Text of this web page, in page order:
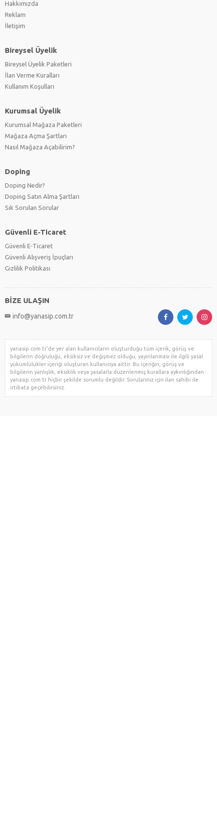
Hakkımızda
Reklam
İletişim
Bireysel Üyelik
Bireysel Üyelik Paketleri
İlan Verme Kuralları
Kullanım Koşulları
Kurumsal Üyelik
Kurumsal Mağaza Paketleri
Mağaza Açma Şartları
Nasıl Mağaza Açabilirim?
Doping
Doping Nedir?
Doping Satın Alma Şartları
Sık Sorulan Sorular
Güvenli E-Ticaret
Güvenli E-Ticaret
Güvenli Alışveriş İpuçları
Gizlilik Politikası
BİZE ULAŞIN
info@yanasip.com.tr
yanasip.com.tr'de yer alan kullanıcıların oluşturduğu tüm içerik, görüş ve
bilgilerin doğruluğu, eksiksiz ve değişmez olduğu, yayınlanması ile ilgili yasal
yükümlülükler içeriği oluşturan kullanıcıya aittir. Bu içeriğin, görüş ve
bilgilerin yanlışlık, eksiklik veya yasalarla düzenlenmiş kurallara aykırılığından
yanasip.com.tr hiçbir şekilde sorumlu değildir. Sorularınız için ilan sahibi ile
irtibata geçebilirsiniz.